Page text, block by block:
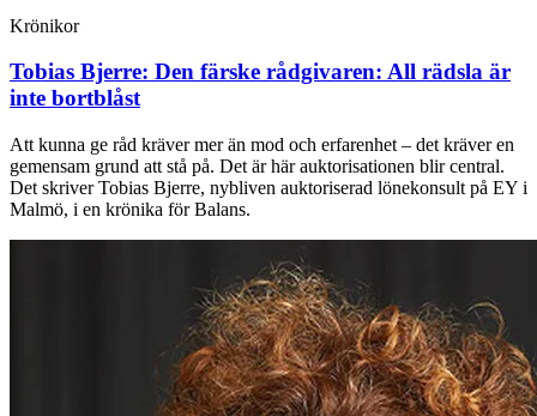
Krönikor
Tobias Bjerre: Den färske rådgivaren: All rädsla är
inte bortblåst
Att kunna ge råd kräver mer än mod och erfarenhet – det kräver en
gemensam grund att stå på. Det är här auktorisationen blir central.
Det skriver Tobias Bjerre, nybliven auktoriserad lönekonsult på EY i
Malmö, i en krönika för Balans.